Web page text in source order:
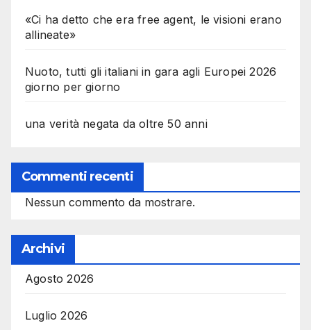
«Ci ha detto che era free agent, le visioni erano
allineate»
Nuoto, tutti gli italiani in gara agli Europei 2026
giorno per giorno
una verità negata da oltre 50 anni
Commenti recenti
Nessun commento da mostrare.
Archivi
Agosto 2026
Luglio 2026